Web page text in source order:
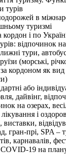
турів
в
туризмі
кордон і по
відпочинок
тури,
(морські,
кордоном як
або
дайвінг,
на озерах,
лікування і
виставки,
гран-прі, SPA –
карнавалів,
19 на